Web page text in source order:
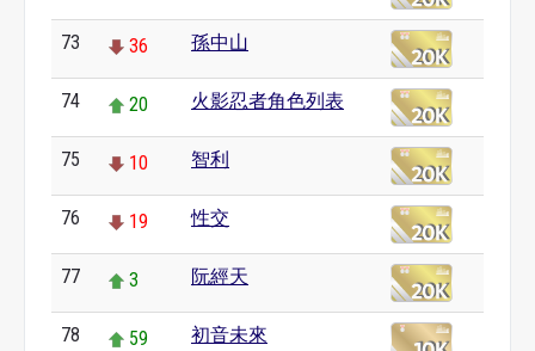
73 36 孫中山
74 20 火影忍者角色列表
75 10 智利
76 19 性交
77 3 阮經天
78 59 初音未來